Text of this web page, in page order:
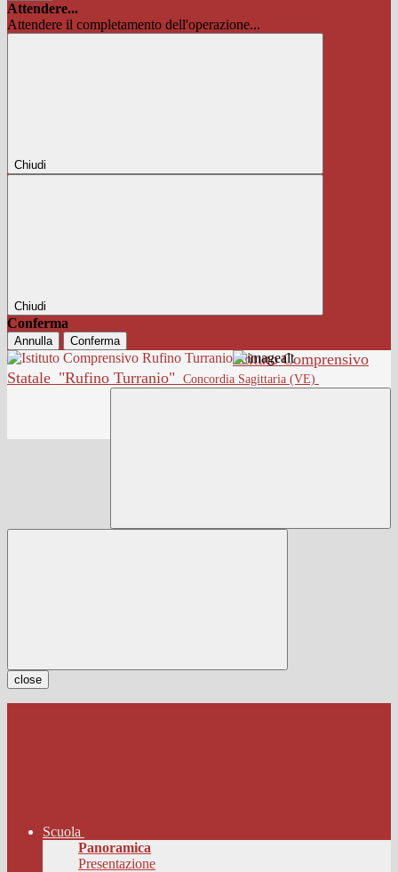
Attendere...
Attendere il completamento dell'operazione...
Chiudi
Chiudi
Conferma
Annulla Conferma
Istituto Comprensivo
Statale "Rufino Turranio" Concordia Sagittaria (VE)
close
Scuola
Panoramica
Presentazione